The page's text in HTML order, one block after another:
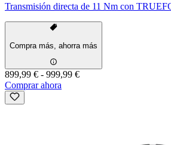
Transmisión directa de 11 Nm con
Compra más, ahorra más
899,99 € - 999,99 €
Comprar ahora